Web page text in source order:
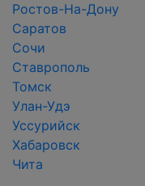
Ростов-На-Дону
Саратов
Сочи
Ставрополь
Томск
Улан-Удэ
Уссурийск
Хабаровск
Чита